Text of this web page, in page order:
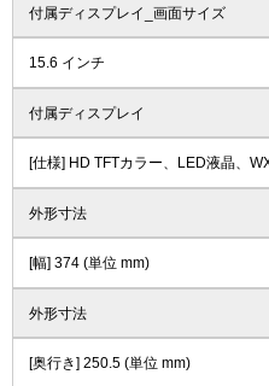
付属ディスプレイ_画面サイズ
15.6 インチ
付属ディスプレイ
[仕様] HD TFTカラー、LED液晶、
外形寸法
[幅] 374 (単位 mm)
外形寸法
[奥行き] 250.5 (単位 mm)